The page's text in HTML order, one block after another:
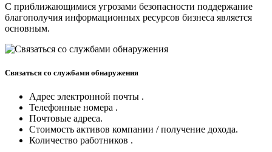
С приближающимися угрозами безопасности поддержание
благополучия информационных ресурсов бизнеса является
основным.
Связаться со службами обнаружения
Адрес электронной почты .
Телефонные номера .
Почтовые адреса.
Стоимость активов компании / получение дохода.
Количество работников .